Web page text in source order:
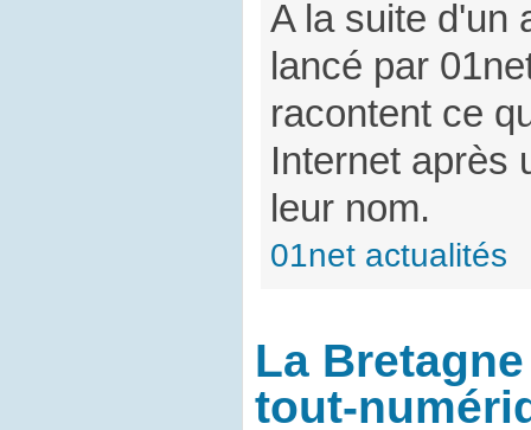
A la suite d'un
lancé par
racontent ce
Internet après
leur nom.
01net actualités
La
tout-